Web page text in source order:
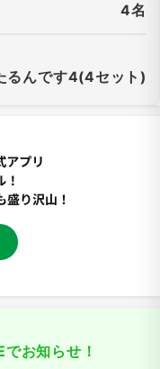
4名
るんです4(4セット)
お知らせ！